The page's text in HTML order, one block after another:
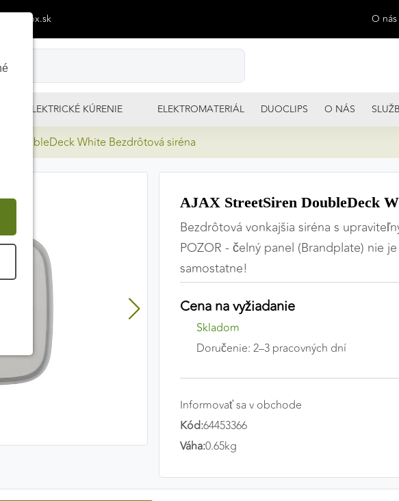
O nás
ELEKTRICKÉ KÚRENIE ELEKTROMATERIÁL DUOCLIPS O NÁS
DoubleDeck White Bezdrôtová siréna
AJAX StreetSiren DoubleDeck
Bezdrôtová vonkajšia siréna s
POZOR - čelný panel (Brandplate) nie
samostatne!
Cena na vyžiadanie
Skladom
Doručenie: 2–3 pracovných dní
Informovať sa v obchode
Kód:64453366
Váha:0.65kg